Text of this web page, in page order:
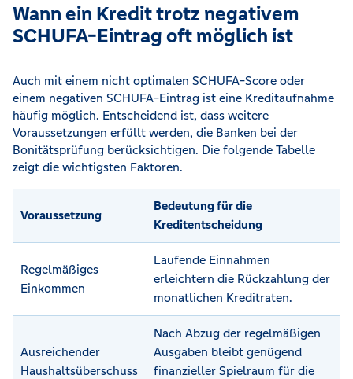
Wann ein Kredit trotz negativem
SCHUFA-Eintrag oft möglich ist
Auch mit einem nicht optimalen SCHUFA-Score oder
einem negativen SCHUFA-Eintrag ist eine Kreditaufnahme
häufig möglich. Entscheidend ist, dass weitere
Voraussetzungen erfüllt werden, die Banken bei der
Bonitätsprüfung berücksichtigen. Die folgende Tabelle
zeigt die wichtigsten Faktoren.
Voraussetzung
Bedeutung für die
Kreditentscheidung
Regelmäßiges
Einkommen
Laufende Einnahmen
erleichtern die Rückzahlung der
monatlichen Kreditraten.
Ausreichender
Haushaltsüberschuss
Nach Abzug der regelmäßigen
Ausgaben bleibt genügend
finanzieller Spielraum für die